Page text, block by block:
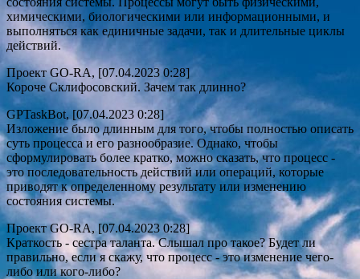
химическими, биологическими или информационными, и
выполняться как единичные задачи, так и длительные циклы
действий.
Проект GO-RA, [07.04.2023 0:28]
Короче Склифосовский. Зачем так длинно?
GPTaskBot, [07.04.2023 0:28]
Изложение было длинным для того, чтобы полностью описать
суть процесса и его разнообразие. Однако, чтобы
сформулировать более кратко, можно сказать, что процесс -
это последовательность действий или операций, которые
приводят к определенному результату или изменению
состояния системы.
Проект GO-RA, [07.04.2023 0:28]
Краткость - сестра таланта. Слышал про такое? Будет ли
правильно, если я скажу, что процесс - это изменение чего-
либо или кого-либо?